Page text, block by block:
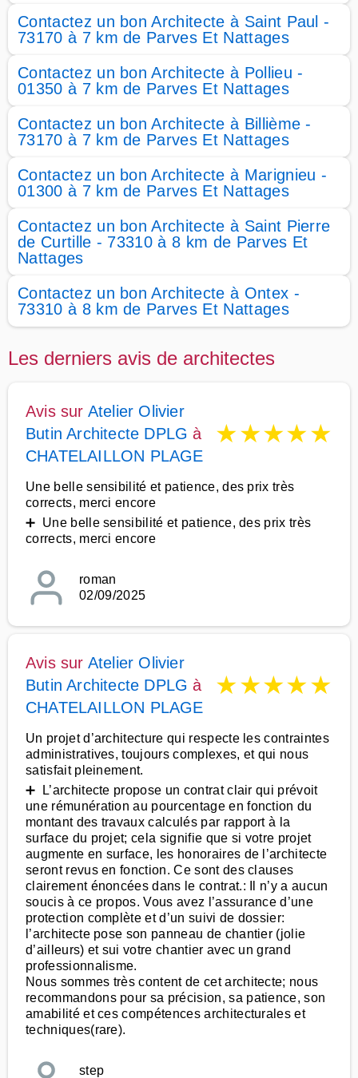
Contactez un bon Architecte à Saint Paul -
73170 à 7 km de Parves Et Nattages
Contactez un bon Architecte à Pollieu -
01350 à 7 km de Parves Et Nattages
Contactez un bon Architecte à Billième -
73170 à 7 km de Parves Et Nattages
Contactez un bon Architecte à Marignieu -
01300 à 7 km de Parves Et Nattages
Contactez un bon Architecte à Saint Pierre
de Curtille - 73310 à 8 km de Parves Et
Nattages
Contactez un bon Architecte à Ontex -
73310 à 8 km de Parves Et Nattages
Les derniers avis de architectes
Avis sur Atelier Olivier
Butin Architecte DPLG à
CHATELAILLON PLAGE
★★★★★
Une belle sensibilité et patience, des prix très
corrects, merci encore
➕ Une belle sensibilité et patience, des prix très
corrects, merci encore
roman
02/09/2025
Avis sur Atelier Olivier
Butin Architecte DPLG à
CHATELAILLON PLAGE
★★★★★
Un projet d’architecture qui respecte les contraintes
administratives, toujours complexes, et qui nous
satisfait pleinement.
➕ L’architecte propose un contrat clair qui prévoit
une rémunération au pourcentage en fonction du
montant des travaux calculés par rapport à la
surface du projet; cela signifie que si votre projet
augmente en surface, les honoraires de l’architecte
seront revus en fonction. Ce sont des clauses
clairement énoncées dans le contrat.: Il n’y a aucun
soucis à ce propos. Vous avez l’assurance d’une
protection complète et d’un suivi de dossier:
l’architecte pose son panneau de chantier (jolie
d’ailleurs) et sui votre chantier avec un grand
professionnalisme.
Nous sommes très content de cet architecte; nous
recommandons pour sa précision, sa patience, son
amabilité et ces compétences architecturales et
techniques(rare).
step